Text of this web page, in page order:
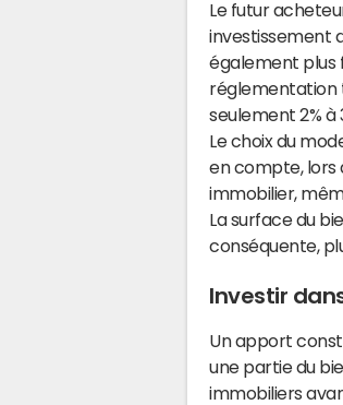
Le futur
investissement
également plus
réglementation
seulement 2% à
Le choix du
en compte, lors
immobilier,
La surface du
conséquente,
Investir
Un apport
une partie du
immobiliers